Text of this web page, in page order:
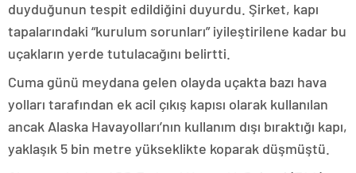
duyduğunun tespit edildiğini duyurdu. Şirket, kapı
tapalarındaki “kurulum sorunları” iyileştirilene kadar bu
uçakların yerde tutulacağını belirtti.
Cuma günü meydana gelen olayda uçakta bazı hava
yolları tarafından ek acil çıkış kapısı olarak kullanılan
ancak Alaska Havayolları’nın kullanım dışı bıraktığı kapı,
yaklaşık 5 bin metre yükseklikte koparak düşmüştü.